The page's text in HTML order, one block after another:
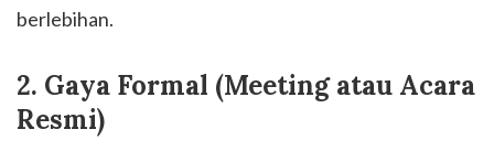
berlebihan.
2. Gaya Formal (Meeting atau Acara
Resmi)